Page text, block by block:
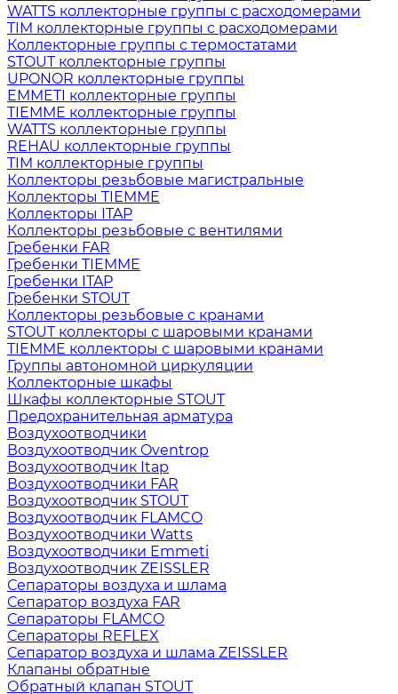
WATTS коллекторные группы с расходомерами
TIM коллекторные группы с расходомерами
Коллекторные группы с термостатами
STOUT коллекторные группы
UPONOR коллекторные группы
EMMETI коллекторные группы
TIEMME коллекторные группы
WATTS коллекторные группы
REHAU коллекторные группы
TIM коллекторные группы
Коллекторы резьбовые магистральные
Коллекторы TIEMME
Коллекторы ITAP
Коллекторы резьбовые с вентилями
Гребенки FAR
Гребенки TIEMME
Гребенки ITAP
Гребенки STOUT
Коллекторы резьбовые с кранами
STOUT коллекторы с шаровыми кранами
TIEMME коллекторы с шаровыми кранами
Группы автономной циркуляции
Коллекторные шкафы
Шкафы коллекторные STOUT
Предохранительная арматура
Воздухоотводчики
Воздухоотводчик Oventrop
Воздухоотводчик Itap
Воздухоотводчики FAR
Воздухоотводчик STOUT
Воздухоотводчик FLAMCO
Воздухоотводчики Watts
Воздухоотводчики Emmeti
Воздухоотводчик ZEISSLER
Сепараторы воздуха и шлама
Сепаратор воздуха FAR
Сепараторы FLAMCO
Сепараторы REFLEX
Сепаратор воздуха и шлама ZEISSLER
Клапаны обратные
Обратный клапан STOUT